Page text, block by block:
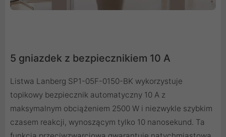
5 gniazdek z bezpiecznikiem 10 A
Listwa Lanberg SP1-05F-0150-BK wykorzystuje
topikowy bezpiecznik automatyczny 10 A z
maksymalnym obciążeniem 2500 W i niezwykle szybkim
czasem reakcji, wynoszącym tylko 10 nanosekund. Ta